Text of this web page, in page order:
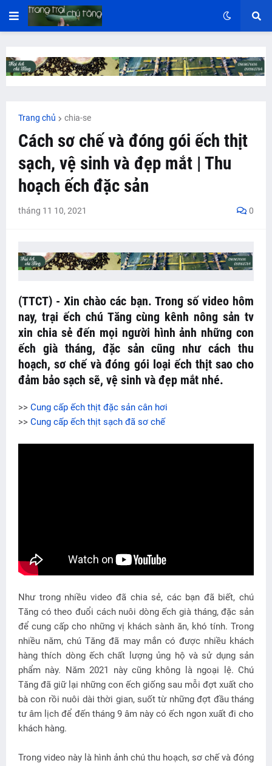
Trang chủ chia-se
Cách sơ chế và đóng gói ếch thịt
sạch, vệ sinh và đẹp mắt | Thu
hoạch ếch đặc sản
tháng 11 10, 2021 0
(TTCT) - Xin chào các bạn. Trong số video hôm
nay, trại ếch chú Tăng cùng kênh nông sản tv
xin chia sẻ đến mọi người hình ảnh những con
ếch già tháng, đặc sản cũng như cách thu
hoạch, sơ chế và đóng gói loại ếch thịt sao cho
đảm bảo sạch sẽ, vệ sinh và đẹp mắt nhé.
>> Cung cấp ếch thịt đặc sản cân hơi
>> Cung cấp ếch thịt sạch đã sơ chế
Như trong nhiều video đã chia sẻ, các bạn đã biết, chú
Tăng có theo đuổi cách nuôi dòng ếch già tháng, đặc sản
để cung cấp cho những vị khách sành ăn, khó tính. Trong
nhiều năm, chú Tăng đã may mắn có được nhiều khách
hàng thích dòng ếch chất lượng ủng hộ và sử dụng sản
phẩm này. Năm 2021 này cũng không là ngoại lệ. Chú
Tăng đã giữ lại những con ếch giống sau mỗi đợt xuất cho
bà con rồi nuôi dài thời gian, suốt từ những đợt đầu tháng
tư âm lịch để đến tháng 9 âm này có ếch ngon xuất đi cho
khách hàng.
Trong video này là hình ảnh chú thu hoạch, sơ chế và đóng